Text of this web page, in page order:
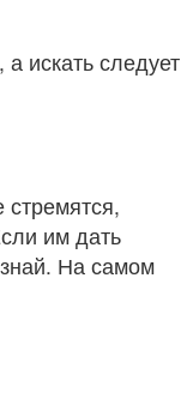
искать следует
им дать
На самом